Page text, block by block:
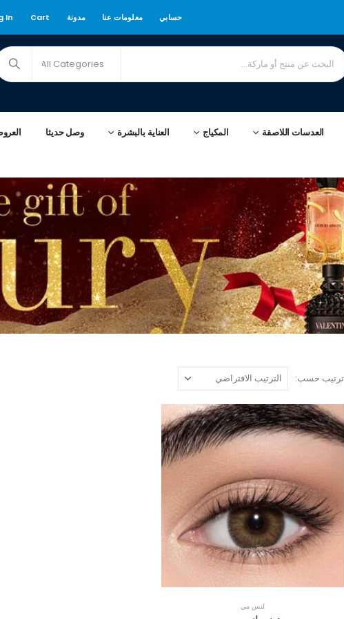
حسابي معلومات عنا مدونة Cart
In
العدسات اللاصقة المكياج العناية بالبشرة وصل حديثا
****
*
ترتيب حسب:
لنس مي